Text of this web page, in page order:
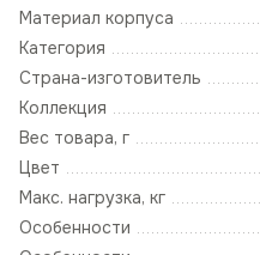
Материал корпуса
Категория
Страна-изготовитель
Коллекция
Вес товара, г
Цвет
Макс. нагрузка, кг
Особенности